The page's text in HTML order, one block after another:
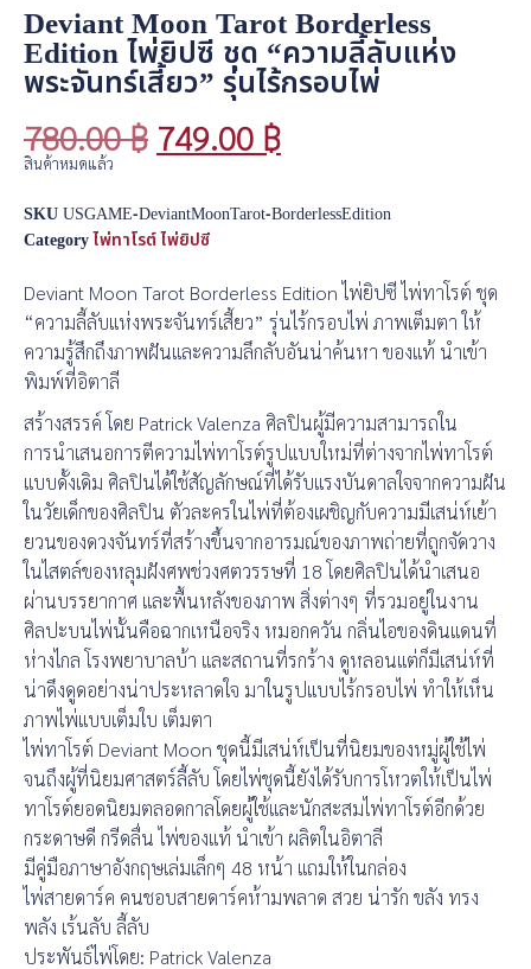
Deviant Moon Tarot Borderless
Edition ไพ่ยิปซี ชุด “ความลี้ลับแห่ง
พระจันทร์เสี้ยว” รุ่นไร้กรอบไพ่
780.00฿ 749.00 ฿
สินค้าหมดแล้ว
SKUUSGAME-DeviantMoonTarot-BorderlessEdition
Categoryไพ่ทาโรต์ ไพ่ยิปซี
Deviant Moon Tarot Borderless Edition ไพ่ยิปซี ไพ่ทาโรต์ ชุด
“ความลี้ลับแห่งพระจันทร์เสี้ยว” รุ่นไร้กรอบไพ่ ภาพเต็มตา ให้
ความรู้สึกถึงภาพฝันและความลึกลับอันน่าค้นหา ของแท้ นำเข้า
พิมพ์ที่อิตาลี
สร้างสรรค์ โดย Patrick Valenza ศิลปินผู้มีความสามารถใน
การนำเสนอการตีความไพ่ทาโรต์รูปแบบใหม่ที่ต่างจากไพ่ทาโรต์
แบบดั้งเดิม ศิลปินได้ใช้สัญลักษณ์ที่ได้รับแรงบันดาลใจจากความฝัน
ในวัยเด็กของศิลปิน ตัวละครในไพ่ที่ต้องเผชิญกับความมีเสน่ห์เย้า
ยวนของดวงจันทร์ที่สร้างขึ้นจากอารมณ์ของภาพถ่ายที่ถูกจัดวาง
ในไสตล์ของหลุมฝังศพช่วงศตวรรษที่ 18 โดยศิลปินได้นำเสนอ
ผ่านบรรยากาศ และพื้นหลังของภาพ สิ่งต่างๆ ที่รวมอยู่ในงาน
ศิลปะบนไพ่นั้นคือฉากเหนือจริง หมอกควัน กลิ่นไอของดินแดนที่
ห่างไกล โรงพยาบาลบ้า และสถานที่รกร้าง ดูหลอนแต่ก็มีเสน่ห์ที่
น่าดึงดูดอย่างน่าประหลาดใจ มาในรูปแบบไร้กรอบไพ่ ทำให้เห็น
ภาพไพ่แบบเต็มใบ เต็มตา
ไพ่ทาโรต์ Deviant Moon ชุดนี้มีเสน่ห์เป็นที่นิยมของหมู่ผู้ใช้ไพ่
จนถึงผู้ที่นิยมศาสตร์ลี้ลับ โดยไพ่ชุดนี้ยังได้รับการโหวตให้เป็นไพ่
ทาโรต์ยอดนิยมตลอดกาลโดยผู้ใช้และนักสะสมไพ่ทาโรต์อีกด้วย
กระดาษดี กรีดลื่น ไพ่ของแท้ นำเข้า ผลิตในอิตาลี
มีคู่มือภาษาอังกฤษเล่มเล็กๆ 48 หน้า แถมให้ในกล่อง
ไพ่สายดาร์ค คนชอบสายดาร์คห้ามพลาด สวย น่ารัก ขลัง ทรง
พลัง เร้นลับ ลี้ลับ
ประพันธ์ไพ่โดย: Patrick Valenza